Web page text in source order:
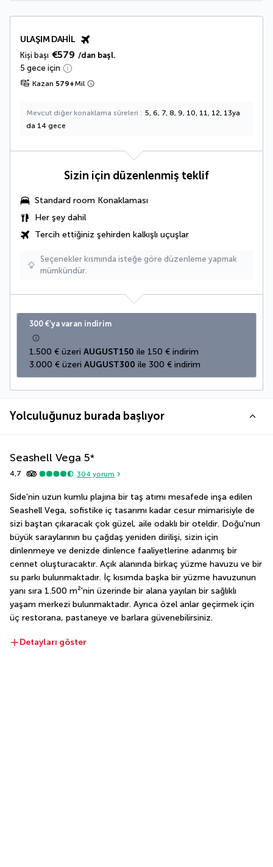
ULAŞIM DAHIL
Kişi başı €579 /dan başl.
5 gece için
Kazan 579+Mil
Mevcut diğer konaklama süreleri
5, 6, 7, 8, 9, 10, 11, 12, 13ya
da 14 gece
Sizin için düzenlenmiş teklif
Standard room Konaklaması
Her şey dahil
Tercih ettiğiniz şehirden kalkışlı uçuşlar
Seçenekler kısmında isteğe göre düzenleme yapmak
mümkündür.
300 €’ya varan indirim
1.500 € üzeri AUGUST150 ile 150 € indirim
3.000 € üzeri AUGUST300 ile 300 € indirim
Yolculuğunuz burada başlıyor
Seashell Vega 5*
4,7 304 yorum
Side'nin uzun kumlu plajına bir taş atımı mesafede inşa edilen
Seashell Vega, sofistike iç tasarımı kadar cesur mimarisiyle de
sizi baştan çıkaracak çok güzel, aile odaklı bir oteldir. Doğu'nun
büyük saraylarının bu çağdaş yeniden dirilişi, sizin için
dinlenmeye ve denizde dinlence faaliyetlerine adanmış bir
cennet oluşturacaktır. Açık alanında birkaç yüzme havuzu ve bir
su parkı bulunmaktadır. İç kısımda başka bir yüzme havuzunun
yanı sıra 1.500 m²'nin üzerinde bir alana yayılan bir sağlıklı
yaşam merkezi bulunmaktadır. Ayrıca özel anlar geçirmek için
üç restorana, pastaneye ve barlara güvenebilirsiniz.
Detayları göster